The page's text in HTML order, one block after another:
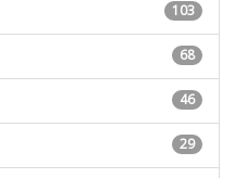
103
68
46
29